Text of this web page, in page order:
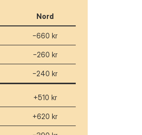
Nord
−660 kr
−260 kr
−240 kr
+510 kr
+620 kr